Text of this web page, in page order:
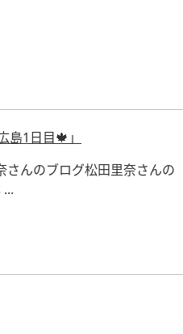
1日目🍁」
さんのブログ松田里奈さんの